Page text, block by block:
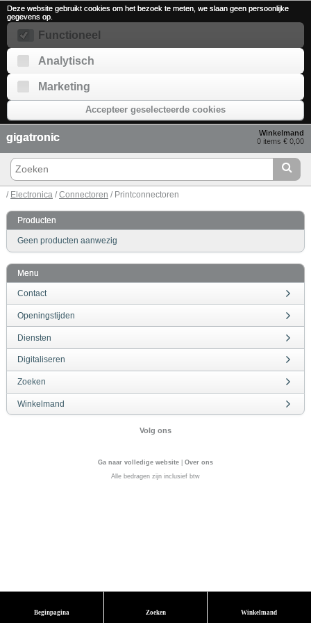
Deze website gebruikt cookies om het bezoek te meten, we slaan geen persoonlijke
gegevens op.
Functioneel
Analytisch
Marketing
Accepteer geselecteerde cookies
Winkelmand
0 items € 0,00
gigatronic
/ Electronica /Connectoren / Printconnectoren
Producten
Geen producten aanwezig
Menu
Contact
Openingstijden
Diensten
Digitaliseren
Zoeken
Winkelmand
Volg ons
Ga naar volledige website
Over ons
Alle bedragen zijn inclusief btw
Beginpagina Zoeken Winkelmand